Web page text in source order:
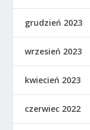
grudzień 2023
wrzesień 2023
kwiecień 2023
czerwiec 2022